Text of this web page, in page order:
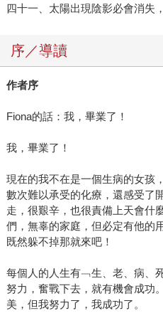
四十一、太陽出現陰影必會消失
序／導讀
作者序
Fiona的話：我，畢業了！
我，畢業了！
現在的我不在是一個生病的女孩
數次難以承受的化療，還感受了
走，很艱辛，也很責備上天會什
們，無辜的家庭，但必定有他的
既然躲不掉那就來吧！
每個人的人生有﹁生、老、病、
努力，奮戰下去，就有機會成功
美，但我努力了，我成功了。